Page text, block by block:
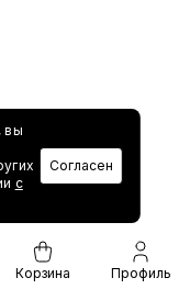
вы
с
Согласен
Корзина Профиль